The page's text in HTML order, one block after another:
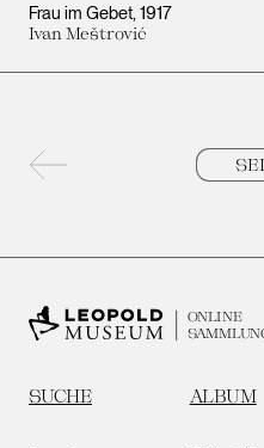
Frau im Gebet 1917
Ivan Meštrović
ONLINE
SUCHE ALBUM